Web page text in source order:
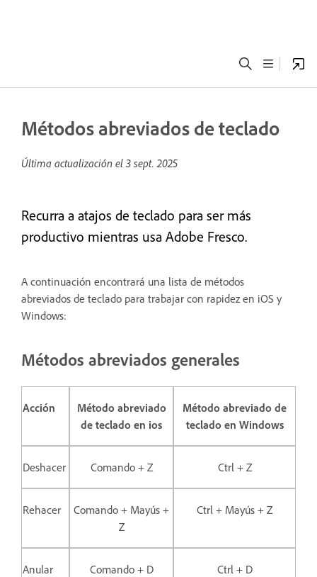
Métodos abreviados de teclado
Última actualización el 3 sept. 2025
Recurra a atajos de teclado para ser más
productivo mientras usa Adobe Fresco.
A continuación encontrará una lista de métodos
abreviados de teclado para trabajar con rapidez en iOS y
Windows:
Métodos abreviados generales
Acción
Método abreviado
de teclado en ios
Método abreviado de
teclado en Windows
Deshacer Comando + Z Ctrl + Z
Rehacer
Comando + Mayús +
Z
Ctrl + Mayús + Z
Anular
Comando + D Ctrl + D